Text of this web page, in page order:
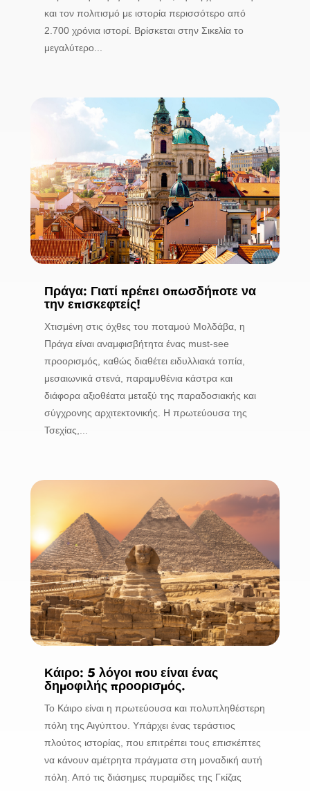
και τον πολιτισμό με ιστορία περισσότερο από
2.700 χρόνια ιστορί. Βρίσκεται στην Σικελία το
μεγαλύτερο...
Πράγα: Γιατί πρέπει οπωσδήποτε να
την επισκεφτείς!
Χτισμένη στις όχθες του ποταμού Μολδάβα, η
Πράγα είναι αναμφισβήτητα ένας must-see
προορισμός, καθώς διαθέτει ειδυλλιακά τοπία,
μεσαιωνικά στενά, παραμυθένια κάστρα και
διάφορα αξιοθέατα μεταξύ της παραδοσιακής και
σύγχρονης αρχιτεκτονικής. Η πρωτεύουσα της
Τσεχίας,...
Κάιρο: 5 λόγοι που είναι ένας
δημοφιλής προορισμός.
Το Κάιρο είναι η πρωτεύουσα και πολυπληθέστερη
πόλη της Αιγύπτου. Υπάρχει ένας τεράστιος
πλούτος ιστορίας, που επιτρέπει τους επισκέπτες
να κάνουν αμέτρητα πράγματα στη μοναδική αυτή
πόλη. Από τις διάσημες πυραμίδες της Γκίζας